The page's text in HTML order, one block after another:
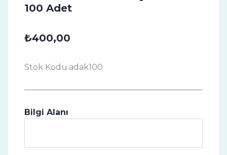
100 Adet
₺400,00
Stok Kodu:adak100
Bilgi Alanı